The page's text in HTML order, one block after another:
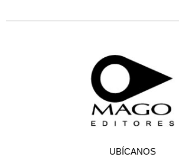
UBÍCANOS